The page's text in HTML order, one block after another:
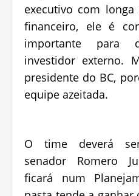
executivo com
financeiro, ele é
importante para
investidor externo.
presidente do BC,
equipe azeitada.
O time deverá
senador Romero
ficará num